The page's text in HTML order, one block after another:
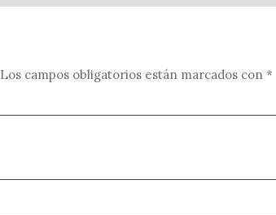
Los campos obligatorios están marcados con *